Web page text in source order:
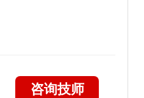
咨询技师